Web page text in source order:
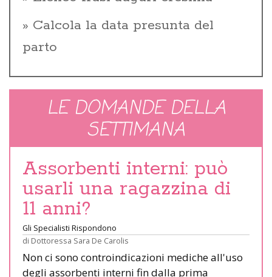
Calcola la data presunta del
parto
LE DOMANDE DELLA
SETTIMANA
Assorbenti interni: può
usarli una ragazzina di
11 anni?
Gli Specialisti Rispondono
di Dottoressa Sara De Carolis
Non ci sono controindicazioni mediche all'uso
degli assorbenti interni fin dalla prima